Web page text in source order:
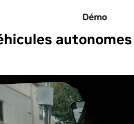
Démo